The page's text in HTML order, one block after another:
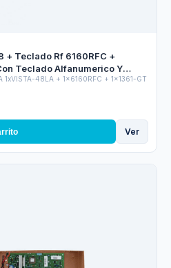
+ Teclado Rf 6160RFC +
Teclado Alfanumerico Y
1xVISTA-48LA + 1x6160RFC + 1x1361-GT
Ver